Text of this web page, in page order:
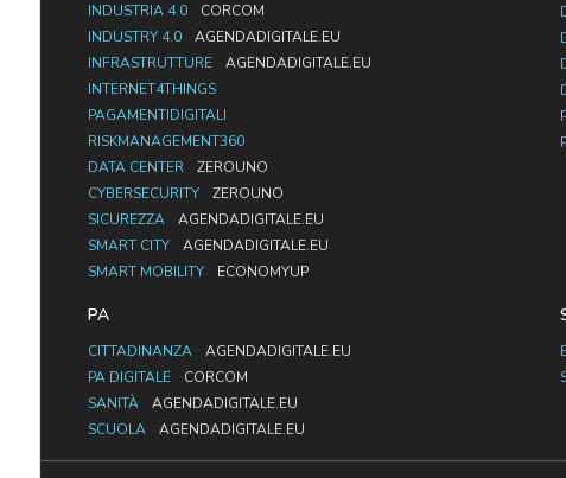
INDUSTRIA 4.0
CORCOM
INDUSTRY 4.0
AGENDADIGITALE.EU
INFRASTRUTTURE
AGENDADIGITALE.EU
INTERNET4THINGS
PAGAMENTIDIGITALI
RISKMANAGEMENT360
DATA CENTER
ZEROUNO
CYBERSECURITY
ZEROUNO
SICUREZZA
AGENDADIGITALE.EU
SMART CITY
AGENDADIGITALE.EU
SMART MOBILITY
ECONOMYUP
PA
CITTADINANZA
AGENDADIGITALE.EU
PA DIGITALE
CORCOM
SANITÀ
AGENDADIGITALE.EU
SCUOLA
AGENDADIGITALE.EU